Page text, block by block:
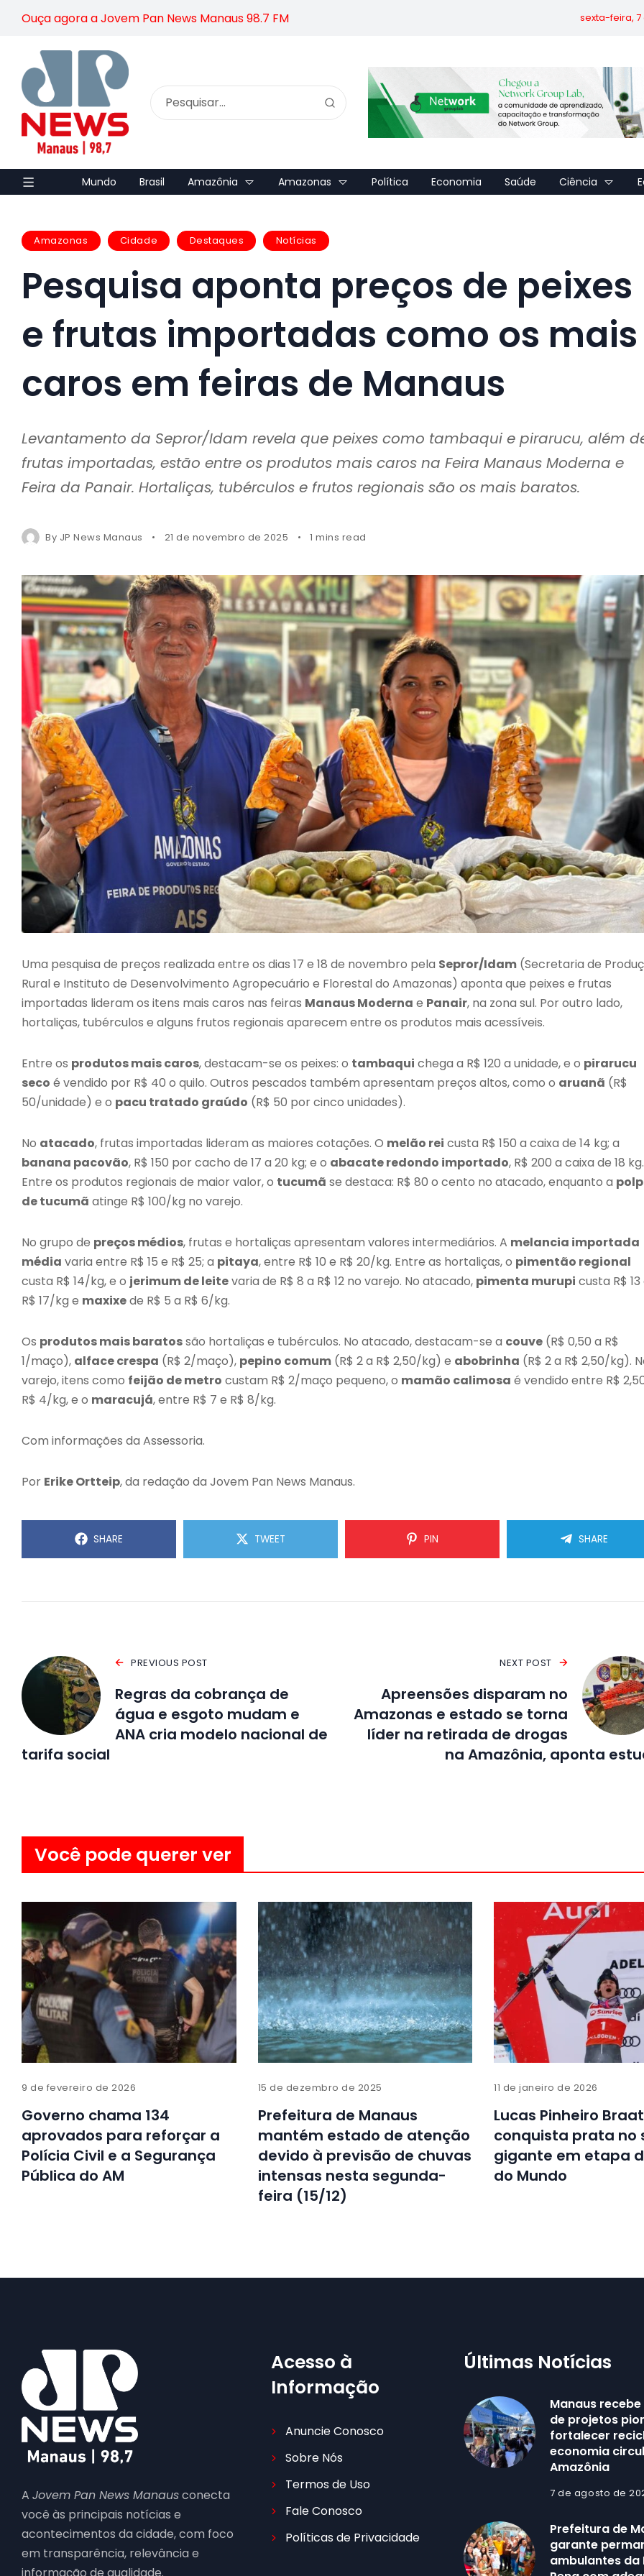
Ouça agora a Jovem Pan News Manaus 98.7 FM sexta-feira, 7
Mundo Brasil Amazônia Amazonas Política Economia Saúde Ciência
Amazonas Cidade Destaques Notícias
Pesquisa aponta preços de peixes
e frutas importadas como os mais
caros em feiras de Manaus
Levantamento da Sepror/Idam revela que peixes como tambaqui e pirarucu, além
frutas importadas, estão entre os produtos mais caros na Feira Manaus Moderna e
Feira da Panair. Hortaliças, tubérculos e frutos regionais são os mais baratos.
By JP News Manaus 21 de novembro de 2025 1 mins read
Uma pesquisa de preços realizada entre os dias 17 e 18 de novembro pela Sepror/Idam (Secretaria de
Rural e Instituto de Desenvolvimento Agropecuário e Florestal do Amazonas) aponta que peixes e frutas
importadas lideram os itens mais caros nas feiras Manaus Moderna e Panair, na zona sul. Por outro lado,
hortaliças, tubérculos e alguns frutos regionais aparecem entre os produtos mais acessíveis.
Entre os produtos mais caros, destacam-se os peixes: o tambaqui chega a R$ 120 a unidade, e o pirarucu
seco é vendido por R$ 40 o quilo. Outros pescados também apresentam preços altos, como o aruanã (R$
50/unidade) e o pacu tratado graúdo (R$ 50 por cinco unidades).
No atacado, frutas importadas lideram as maiores cotações. O melão rei custa R$ 150 a caixa de 14 kg; a
banana pacovão, R$ 150 por cacho de 17 a 20 kg; e o abacate redondo importado, R$ 200 a caixa de 18 kg.
Entre os produtos regionais de maior valor, o tucumã se destaca: R$ 80 o cento no atacado, enquanto a
de tucumã atinge R$ 100/kg no varejo.
No grupo de preços médios, frutas e hortaliças apresentam valores intermediários. A melancia importada
média varia entre R$ 15 e R$ 25; a pitaya, entre R$ 10 e R$ 20/kg. Entre as hortaliças, o pimentão regional
custa R$ 14/kg, e o jerimum de leitevaria de R$ 8 a R$ 12 no varejo. No atacado, pimenta murupi custa R$ 13
R$ 17/kg e maxixede R$ 5 a R$ 6/kg.
Os produtos mais baratossão hortaliças e tubérculos. No atacado, destacam-se a couve (R$ 0,50 a R$
1/maço), alface crespa (R$ 2/maço), pepino comum (R$ 2 a R$ 2,50/kg) e abobrinha (R$ 2 a R$ 2,50/kg).
varejo, itens como feijão de metro custam R$ 2/maço pequeno, o mamão calimosa é vendido entre R$
R$ 4/kg, e o maracujá, entre R$ 7 e R$ 8/kg.
Com informações da Assessoria.
Por Erike Ortteip, da redação da Jovem Pan News Manaus.
SHARE TWEET PIN SHARE
PREVIOUS POST
Regras da cobrança de
água e esgoto mudam e
ANA cria modelo nacional de
tarifa social
NEXT POST
Apreensões disparam no
Amazonas e estado se torna
líder na retirada de drogas
na Amazônia, aponta
Você pode querer ver
9 de fevereiro de 2026
Governo chama 134
aprovados para reforçar a
Polícia Civil e a Segurança
Pública do AM
15 de dezembro de 2025
Prefeitura de Manaus
mantém estado de atenção
devido à previsão de chuvas
intensas nesta segunda-
feira (15/12)
11 de janeiro de 2026
Lucas Pinheiro
conquista prata no
gigante em etapa
do Mundo
A Jovem Pan News Manausconecta
você às principais notícias e
acontecimentos da cidade, com foco
em transparência, relevância e
Acesso à
Informação
Anuncie Conosco
Sobre Nós
Termos de Uso
Fale Conosco
Políticas de Privacidade
Últimas Notícias
Manaus
de projetos
fortalecer
economia
Amazônia
7 de agosto de
Prefeitura de
garante
ambulantes da